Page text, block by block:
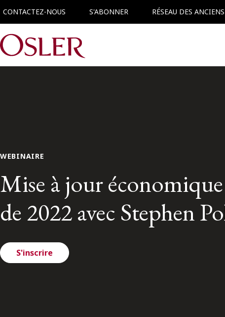
CONTACTEZ-NOUS S'ABONNER RÉSEAU DES
Main Navigation
WEBINAIRE
Mise à jour
de 2022 avec Stephen
S'inscrire